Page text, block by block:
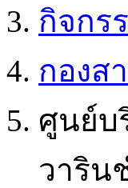
กิจกร
กองส
ศูนย์บ
วาริน